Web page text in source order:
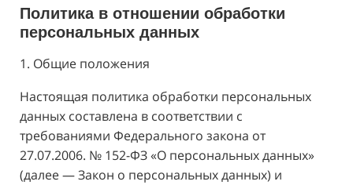
Политика в отношении обработки
персональных данных
1. Общие положения
Настоящая политика обработки персональных
данных составлена в соответствии с
требованиями Федерального закона от
27.07.2006. № 152-ФЗ «О персональных данных»
(далее — Закон о персональных данных) и